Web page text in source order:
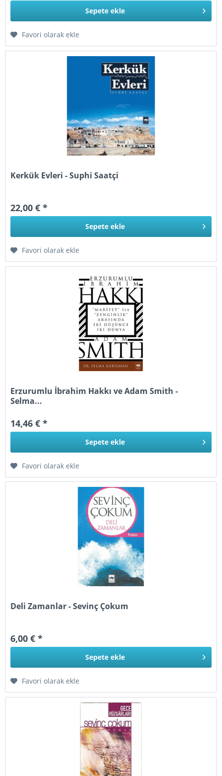
Sepete ekle
Favori olarak ekle
Kerkük Evleri - Suphi Saatçi
22,00 € *
Sepete ekle
Favori olarak ekle
Erzurumlu İbrahim Hakkı ve Adam Smith -
Selma...
14,46 € *
Sepete ekle
Favori olarak ekle
Deli Zamanlar - Sevinç Çokum
6,00 € *
Sepete ekle
Favori olarak ekle